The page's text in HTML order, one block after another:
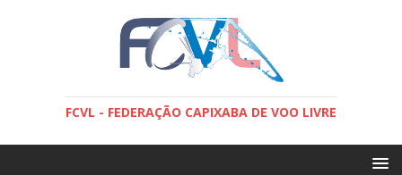
FCVL - FEDERAÇÃO CAPIXABA DE VOO LIVRE